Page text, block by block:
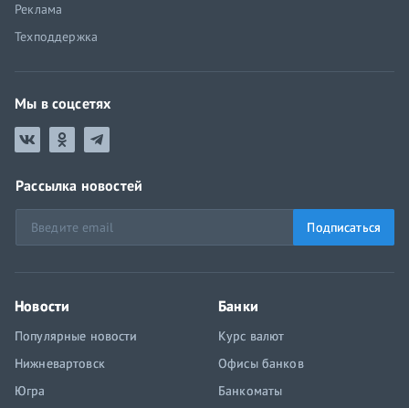
Реклама
Техподдержка
Мы в соцсетях
Рассылка новостей
Подписаться
Новости
Популярные новости
Нижневартовск
Югра
Банки
Курс валют
Офисы банков
Банкоматы